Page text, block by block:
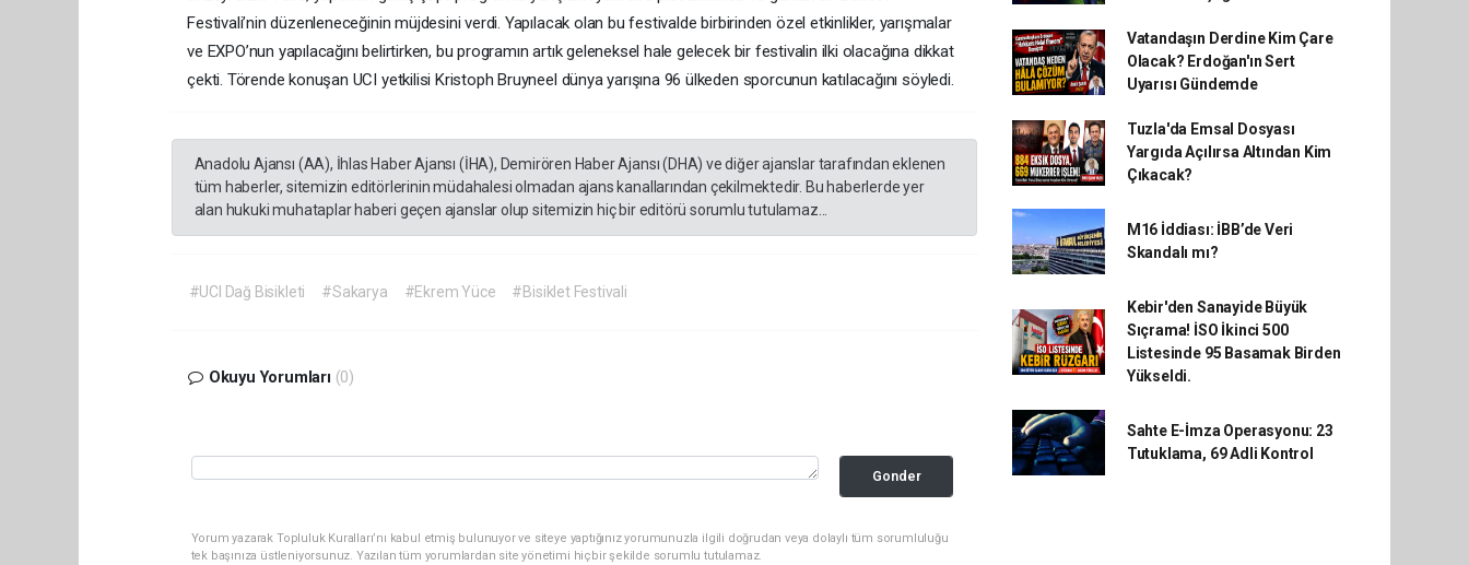
Festivali’nin düzenleneceğinin müjdesini verdi. Yapılacak olan bu festivalde birbirinden özel etkinlikler, yarışmalar
ve EXPO’nun yapılacağını belirtirken, bu programın artık geleneksel hale gelecek bir festivalin ilki olacağına dikkat
çekti. Törende konuşan UCI yetkilisi Kristoph Bruyneel dünya yarışına 96 ülkeden sporcunun katılacağını söyledi.
Anadolu Ajansı (AA), İhlas Haber Ajansı (İHA), Demirören Haber Ajansı (DHA) ve diğer ajanslar tarafından eklenen
tüm haberler, sitemizin editörlerinin müdahalesi olmadan ajans kanallarından çekilmektedir. Bu haberlerde yer
alan hukuki muhataplar haberi geçen ajanslar olup sitemizin hiç bir editörü sorumlu tutulamaz...
#UCI Dağ Bisikleti #Sakarya #Ekrem Yüce #Bisiklet Festivali
Okuyu Yorumları (0)
Gonder
Yorum yazarak Topluluk Kuralları’nı kabul etmiş bulunuyor ve siteye yaptığınız yorumunuzla ilgili doğrudan veya dolaylı tüm sorumluluğu
tek başınıza üstleniyorsunuz. Yazılan tüm yorumlardan site yönetimi hiçbir şekilde sorumlu tutulamaz.
Vatandaşın Derdine Kim Çare
Olacak? Erdoğan'ın Sert
Uyarısı Gündemde
Tuzla'da Emsal Dosyası
Yargıda Açılırsa Altından Kim
Çıkacak?
M16 İddiası: İBB’de Veri
Skandalı mı?
Kebir'den Sanayide Büyük
Sıçrama! İSO İkinci 500
Listesinde 95 Basamak Birden
Yükseldi.
Sahte E-İmza Operasyonu: 23
Tutuklama, 69 Adli Kontrol